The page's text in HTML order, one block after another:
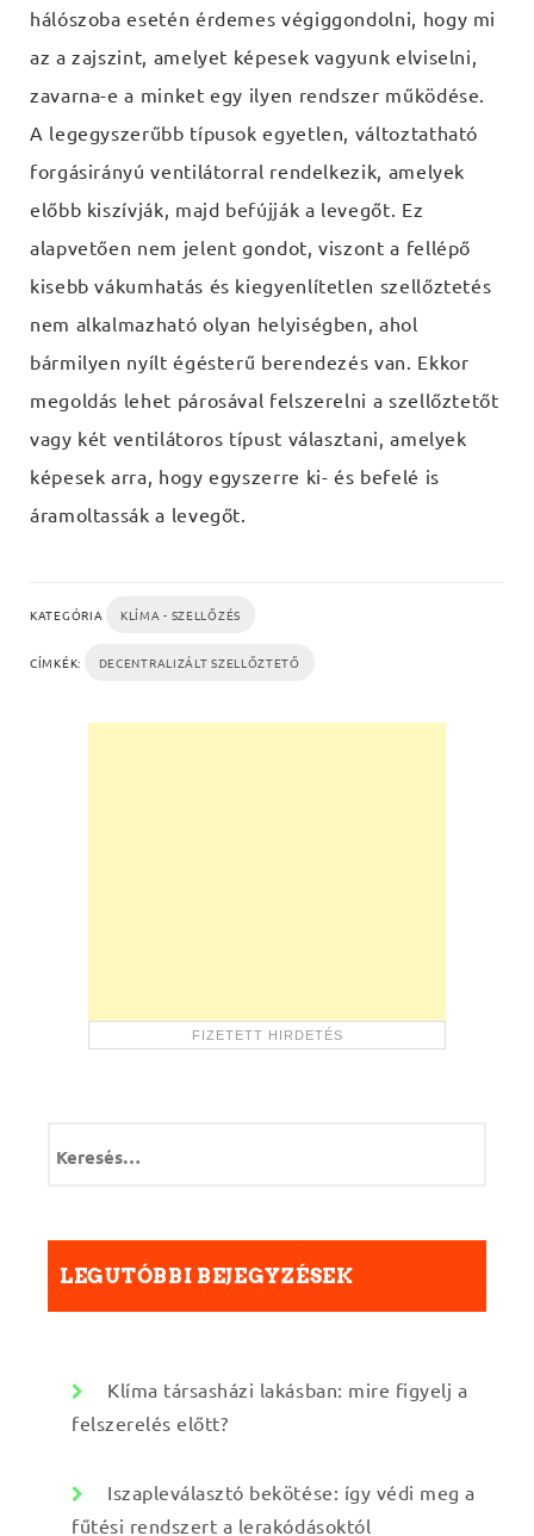
hálószoba esetén érdemes végiggondolni, hogy mi
az a zajszint, amelyet képesek vagyunk elviselni,
zavarna-e a minket egy ilyen rendszer működése.
A legegyszerűbb típusok egyetlen, változtatható
forgásirányú ventilátorral rendelkezik, amelyek
előbb kiszívják, majd befújják a levegőt. Ez
alapvetően nem jelent gondot, viszont a fellépő
kisebb vákumhatás és kiegyenlítetlen szellőztetés
nem alkalmazható olyan helyiségben, ahol
bármilyen nyílt égésterű berendezés van. Ekkor
megoldás lehet párosával felszerelni a szellőztetőt
vagy két ventilátoros típust választani, amelyek
képesek arra, hogy egyszerre ki- és befelé is
áramoltassák a levegőt.
KATEGÓRIA KLÍMA - SZELLŐZÉS
CÍMKÉK: DECENTRALIZÁLT SZELLŐZTETŐ
e
LEGUTÓBBI BEJEGYZÉSEK
Klíma társasházi lakásban: mire figyelj a
felszerelés előtt?
Iszapleválasztó bekötése: így védi meg a
fűtési rendszert a lerakódásoktól